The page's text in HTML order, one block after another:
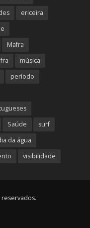
ericeira
Mafra
música
período
Saúde
surf
da água
visibilidade